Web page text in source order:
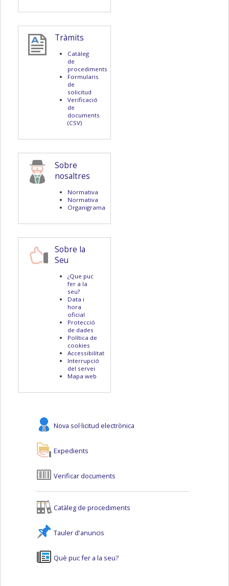
Tràmits
Catàleg
de
procediments
Formularis
de
solicitud
Verificació
de
documents
(CSV)
Sobre
nosaltres
Normativa
Normativa
Organigrama
Sobre la
Seu
¿Que puc
fer a la
seu?
Data i
hora
oficial
Protecció
de dades
Política de
cookies
Accessibilitat
Interrupció
del servei
Mapa web
Nova sol·licitud electrònica
Expedients
Verificar documents
Catàleg de procediments
Tauler d'anuncis
Què puc fer a la seu?